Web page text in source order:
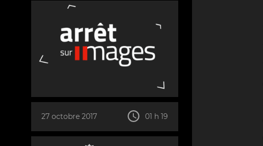
27 octobre 2017 01 h 19